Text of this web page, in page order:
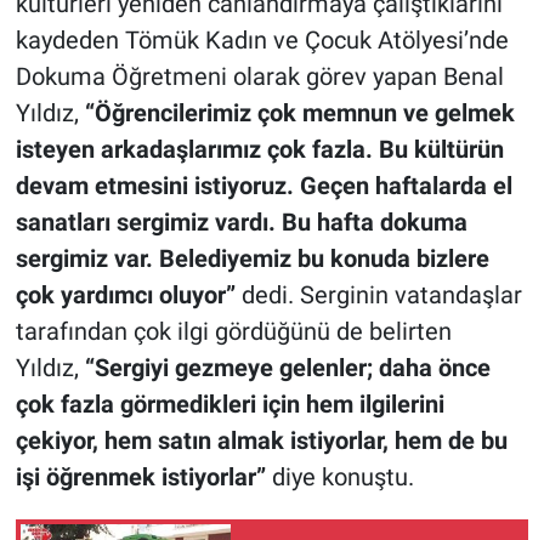
kaydeden Tömük Kadın ve Çocuk Atölyesi’nde
Dokuma Öğretmeni olarak görev yapan Benal
Yıldız, “Öğrencilerimiz çok memnun ve gelmek
isteyen arkadaşlarımız çok fazla. Bu kültürün
devam etmesini istiyoruz. Geçen haftalarda el
sanatları sergimiz vardı. Bu hafta dokuma
sergimiz var. Belediyemiz bu konuda bizlere
çok yardımcı oluyor” dedi. Serginin vatandaşlar
tarafından çok ilgi gördüğünü de belirten
Yıldız, “Sergiyi gezmeye gelenler; daha önce
çok fazla görmedikleri için hem ilgilerini
çekiyor, hem satın almak istiyorlar, hem de bu
işi öğrenmek istiyorlar”diye konuştu.